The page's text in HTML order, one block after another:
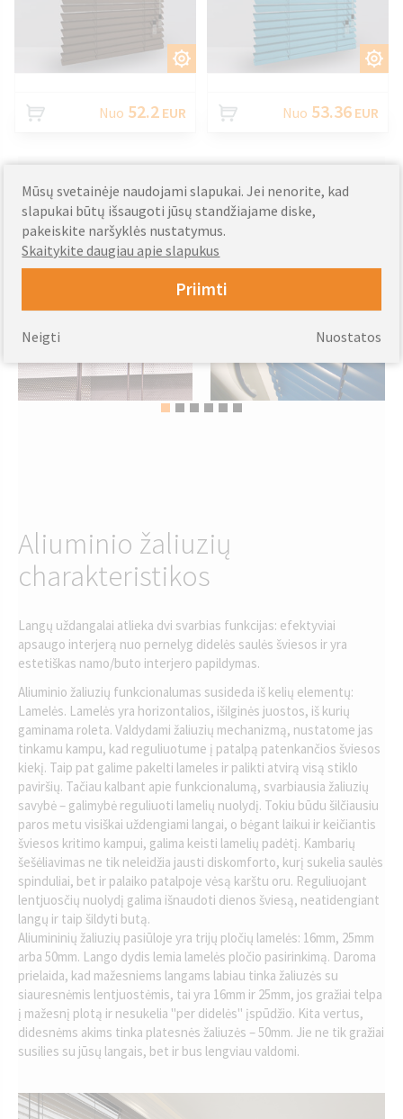
PRITAIKYTI
Nuo 52.2 EUR
PRITAIKYTI
Nuo 53.36 EUR
Aliuminio žaliuzės
pagamintos pagal
išmatavimus
Aliuminio žaliuzių
charakteristikos
Langų uždangalai atlieka dvi svarbias funkcijas: efektyviai
apsaugo interjerą nuo pernelyg didelės saulės šviesos ir yra
estetiškas namo/buto interjero papildymas.
Aliuminio žaliuzių funkcionalumas susideda iš kelių elementų:
Lamelės. Lamelės yra horizontalios, išilginės juostos, iš kurių
gaminama roleta. Valdydami žaliuzių mechanizmą, nustatome jas
tinkamu kampu, kad reguliuotume į patalpą patenkančios šviesos
kiekį. Taip pat galime pakelti lameles ir palikti atvirą visą stiklo
paviršių. Tačiau kalbant apie funkcionalumą, svarbiausia žaliuzių
savybė – galimybė reguliuoti lamelių nuolydį. Tokiu būdu šilčiausiu
paros metu visiškai uždengiami langai, o bėgant laikui ir keičiantis
šviesos kritimo kampui, galima keisti lamelių padėtį. Kambarių
šešėliavimas ne tik neleidžia jausti diskomforto, kurį sukelia saulės
spinduliai, bet ir palaiko patalpoje vėsą karštu oru. Reguliuojant
lentjuosčių nuolydį galima išnaudoti dienos šviesą, neatidengiant
langų ir taip šildyti butą.
Aliumininių žaliuzių pasiūloje yra trijų pločių lamelės: 16mm, 25mm
arba 50mm. Lango dydis lemia lamelės pločio pasirinkimą. Daroma
prielaida, kad mažesniems langams labiau tinka žaliuzės su
siauresnėmis lentjuostėmis, tai yra 16mm ir 25mm, jos gražiai telpa
į mažesnį plotą ir nesukelia "per didelės" įspūdžio. Kita vertus,
didesnėms akims tinka platesnės žaliuzės – 50mm. Jie ne tik gražiai
susilies su jūsų langais, bet ir bus lengviau valdomi.
Mūsų svetainėje naudojami slapukai. Jei nenorite, kad
slapukai būtų išsaugoti jūsų standžiajame diske,
pakeiskite naršyklės nustatymus.
Skaitykite daugiau apie slapukus
Priimti
Nuostatos
Neigti